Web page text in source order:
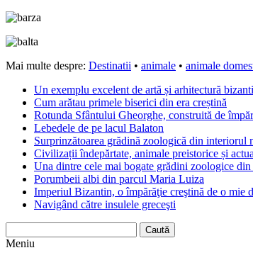
Mai multe despre: Destinatii • animale • animale
Un exemplu excelent de artă și arhitectură
Cum arătau primele biserici din era creștină
Rotunda Sfântului Gheorghe, construită de
Lebedele de pe lacul Balaton
Surprinzătoarea grădină zoologică din interiorul
Civilizații îndepărtate, animale preistorice și
Una dintre cele mai bogate grădini zoologice
Porumbeii albi din parcul Maria Luiza
Imperiul Bizantin, o împărăţie creştină de o mie
Navigând către insulele greceşti
Meniu